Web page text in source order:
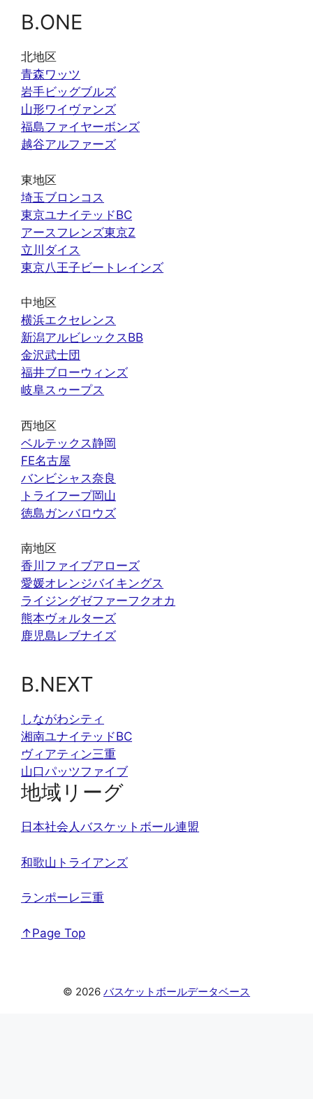
B.ONE
北地区
青森ワッツ
岩手ビッグブルズ
山形ワイヴァンズ
福島ファイヤーボンズ
越谷アルファーズ
東地区
埼玉ブロンコス
東京ユナイテッドBC
アースフレンズ東京Z
立川ダイス
東京八王子ビートレインズ
中地区
横浜エクセレンス
新潟アルビレックスBB
金沢武士団
福井ブローウィンズ
岐阜スゥープス
西地区
ベルテックス静岡
FE名古屋
バンビシャス奈良
トライフープ岡山
徳島ガンバロウズ
南地区
香川ファイブアローズ
愛媛オレンジバイキングス
ライジングゼファーフクオカ
熊本ヴォルターズ
鹿児島レブナイズ
B.NEXT
しながわシティ
湘南ユナイテッドBC
ヴィアティン三重
山口パッツファイブ
地域リーグ
日本社会人バスケットボール連盟
和歌山トライアンズ
ランポーレ三重
↑Page Top
© 2026 バスケットボールデータベース